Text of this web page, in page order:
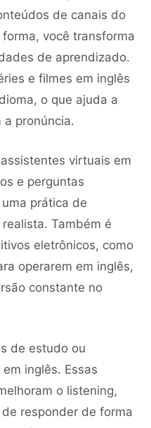
de canais do
você transforma
de aprendizado.
e filmes em inglês
o que ajuda a
a pronúncia.
virtuais em
e perguntas
prática de
Também é
eletrônicos, como
operarem em inglês,
constante no
de estudo ou
inglês. Essas
o listening,
responder de forma